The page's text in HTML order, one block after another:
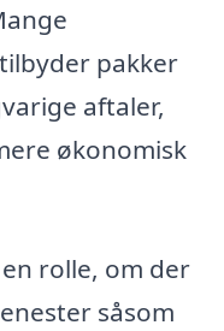
pakker
aftaler,
økonomisk
rolle, om der
såsom